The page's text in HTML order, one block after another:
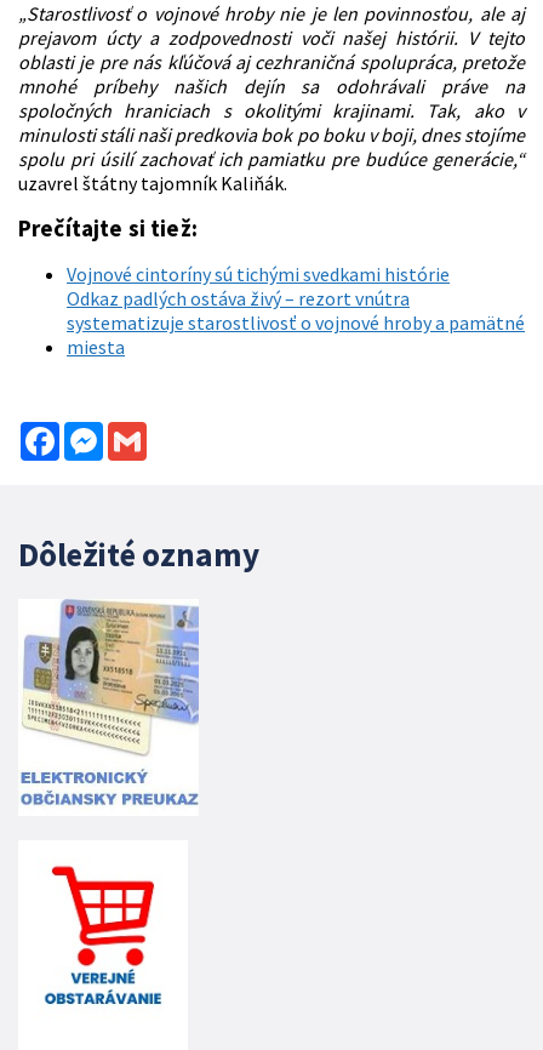
„Starostlivosť o vojnové hroby nie je len povinnosťou, ale aj
prejavom úcty a zodpovednosti voči našej histórii. V tejto
oblasti je pre nás kľúčová aj cezhraničná spolupráca, pretože
mnohé príbehy našich dejín sa odohrávali práve na
spoločných hraniciach s okolitými krajinami. Tak, ako v
minulosti stáli naši predkovia bok po boku v boji, dnes stojíme
spolu pri úsilí zachovať ich pamiatku pre budúce generácie,“
uzavrel štátny tajomník Kaliňák.
Prečítajte si tiež:
Vojnové cintoríny sú tichými svedkami histórie
Odkaz padlých ostáva živý – rezort vnútra
systematizuje starostlivosť o vojnové hroby a pamätné
miesta
FacebookMessenger
Dôležité oznamy